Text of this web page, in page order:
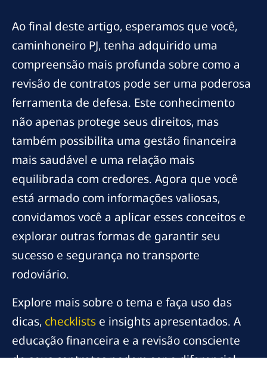
Ao final deste artigo, esperamos que você,
caminhoneiro PJ, tenha adquirido uma
compreensão mais profunda sobre como a
revisão de contratos pode ser uma poderosa
ferramenta de defesa. Este conhecimento
não apenas protege seus direitos, mas
também possibilita uma gestão financeira
mais saudável e uma relação mais
equilibrada com credores. Agora que você
está armado com informações valiosas,
convidamos você a aplicar esses conceitos e
explorar outras formas de garantir seu
sucesso e segurança no transporte
rodoviário.
Explore mais sobre o tema e faça uso das
dicas, checklists e insights apresentados. A
educação financeira e a revisão consciente
de seus contratos podem ser o diferencial